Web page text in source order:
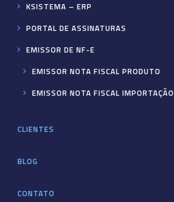
KSISTEMA – ERP
PORTAL DE ASSINATURAS
EMISSOR DE NF-E
EMISSOR NOTA FISCAL PRODUTO
EMISSOR NOTA FISCAL IMPORTAÇÃO
CLIENTES
BLOG
CONTATO